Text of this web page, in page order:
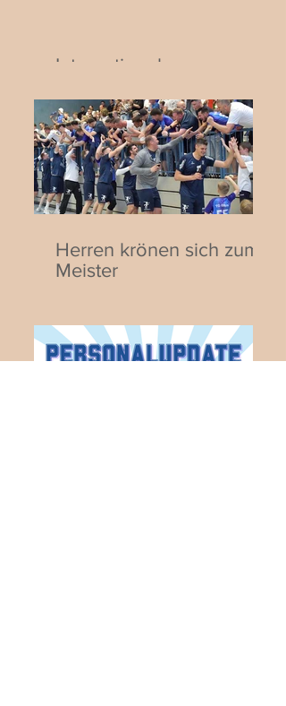
Internationaler
Deutschland trifft auf die
Schweiz
Herren krönen sich zum
Meister